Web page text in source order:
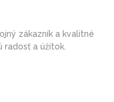
zákazník a kvalitné
radosť a úžitok.